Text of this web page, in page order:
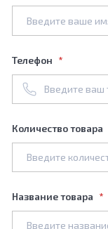
Телефон
Количество товара
Название товара